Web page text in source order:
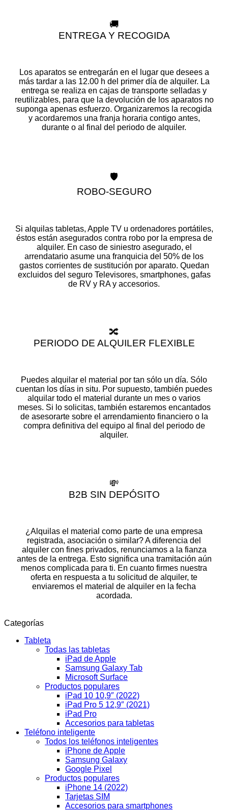
🚚
ENTREGA Y RECOGIDA
Los aparatos se entregarán en el lugar que desees a
más tardar a las 12.00 h del primer día de alquiler. La
entrega se realiza en cajas de transporte selladas y
reutilizables, para que la devolución de los aparatos no
suponga apenas esfuerzo. Organizaremos la recogida
y acordaremos una franja horaria contigo antes,
durante o al final del periodo de alquiler.
🛡️
ROBO-SEGURO
Si alquilas tabletas, Apple TV u ordenadores portátiles,
éstos están asegurados contra robo por la empresa de
alquiler. En caso de siniestro asegurado, el
arrendatario asume una franquicia del 50% de los
gastos corrientes de sustitución por aparato. Quedan
excluidos del seguro Televisores, smartphones, gafas
de RV y RA y accesorios.
🔀
PERIODO DE ALQUILER FLEXIBLE
Puedes alquilar el material por tan sólo un día. Sólo
cuentan los días in situ. Por supuesto, también puedes
alquilar todo el material durante un mes o varios
meses. Si lo solicitas, también estaremos encantados
de asesorarte sobre el arrendamiento financiero o la
compra definitiva del equipo al final del periodo de
alquiler.
💸
B2B SIN DEPÓSITO
¿Alquilas el material como parte de una empresa
registrada, asociación o similar? A diferencia del
alquiler con fines privados, renunciamos a la fianza
antes de la entrega. Esto significa una tramitación aún
menos complicada para ti. En cuanto firmes nuestra
oferta en respuesta a tu solicitud de alquiler, te
enviaremos el material de alquiler en la fecha
acordada.
Categorías
Tableta
Todas las tabletas
iPad de Apple
Samsung Galaxy Tab
Microsoft Surface
Productos populares
iPad 10 10,9″ (2022)
iPad Pro 5 12,9″ (2021)
iPad Pro
Accesorios para tabletas
Teléfono inteligente
Todos los teléfonos inteligentes
iPhone de Apple
Samsung Galaxy
Google Pixel
Productos populares
iPhone 14 (2022)
Tarjetas SIM
Accesorios para smartphones